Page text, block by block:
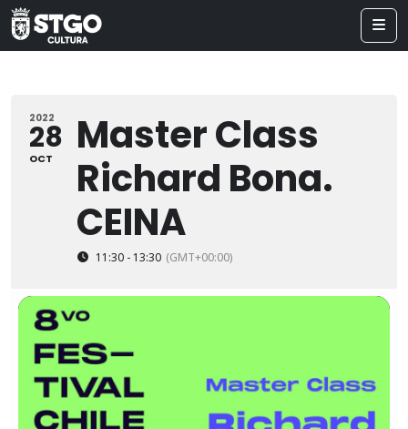
2022
28
OCT
Master Class
Richard Bona.
CEINA
11:30 - 13:30 (GMT+00:00)